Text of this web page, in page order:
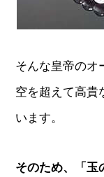
そんな皇帝のオ
空を超えて高貴
います。
そのため、「玉